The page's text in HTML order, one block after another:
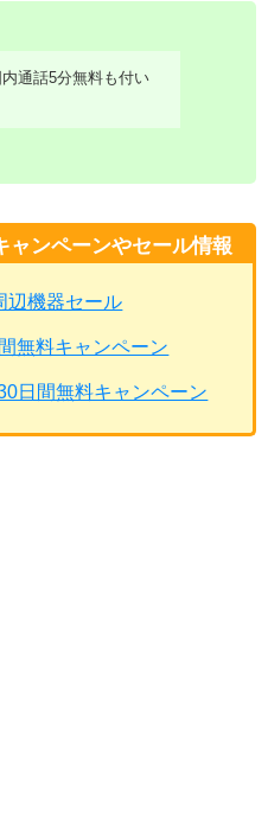
通話5分無料も付い
ャンペーンやセール情報
辺機器セール
無料キャンペーン
日間無料キャンペーン